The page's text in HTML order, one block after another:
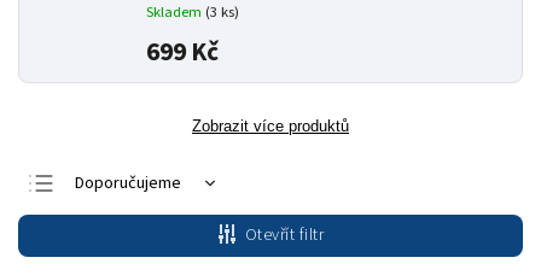
Skladem (3 ks)
699 Kč
Zobrazit více produktů
Doporučujeme
Nejlevnější
Nejdražší
Otevřít filtr